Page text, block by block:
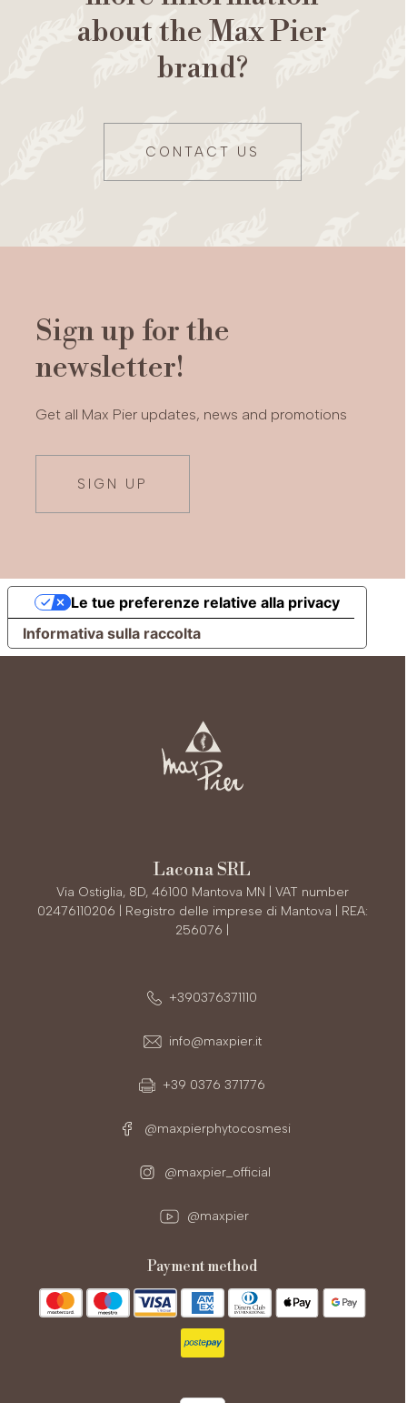
about the Max Pier
brand?
CONTACT US
Sign up for the
newsletter!
Get all Max Pier updates, news and promotions
SIGN UP
Informativa sulla raccolta
Le tue preferenze relative alla privacy
Lacona SRL
Via Ostiglia, 8D, 46100 Mantova MN | VAT number
02476110206 | Registro delle imprese di Mantova | REA:
256076 |
+390376371110
info@maxpier.it
+39 0376 371776
@maxpierphytocosmesi
@maxpier_official
@maxpier
payment method